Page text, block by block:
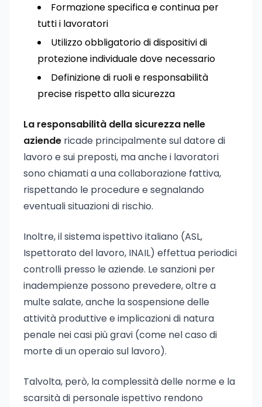
Formazione specifica e continua per
tutti i lavoratori
Utilizzo obbligatorio di dispositivi di
protezione individuale dove necessario
Definizione di ruoli e responsabilità
precise rispetto alla sicurezza
La responsabilità della sicurezza nelle
aziende ricade principalmente sul datore di
lavoro e sui preposti, ma anche i lavoratori
sono chiamati a una collaborazione fattiva,
rispettando le procedure e segnalando
eventuali situazioni di rischio.
Inoltre, il sistema ispettivo italiano (ASL,
Ispettorato del lavoro, INAIL) effettua periodici
controlli presso le aziende. Le sanzioni per
inadempienze possono prevedere, oltre a
multe salate, anche la sospensione delle
attività produttive e implicazioni di natura
penale nei casi più gravi (come nel caso di
morte di un operaio sul lavoro).
Talvolta, però, la complessità delle norme e la
scarsità di personale ispettivo rendono